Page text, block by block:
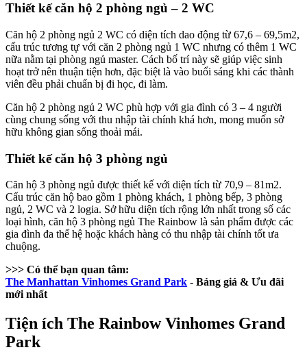
Thiết kế căn hộ 2 phòng ngủ – 2 WC
Căn hộ 2 phòng ngủ 2 WC có diện tích dao động từ 67,6 – 69,5m2,
cấu trúc tương tự với căn 2 phòng ngủ 1 WC nhưng có thêm 1 WC
nữa nằm tại phòng ngủ master. Cách bố trí này sẽ giúp việc sinh
hoạt trở nên thuận tiện hơn, đặc biệt là vào buổi sáng khi các thành
viên đều phải chuẩn bị đi học, đi làm.
Căn hộ 2 phòng ngủ 2 WC phù hợp với gia đình có 3 – 4 người
cùng chung sống với thu nhập tài chính khá hơn, mong muốn sở
hữu không gian sống thoải mái.
Thiết kế căn hộ 3 phòng ngủ
Căn hộ 3 phòng ngủ được thiết kế với diện tích từ 70,9 – 81m2.
Cấu trúc căn hộ bao gồm 1 phòng khách, 1 phòng bếp, 3 phòng
ngủ, 2 WC và 2 logia. Sở hữu diện tích rộng lớn nhất trong số các
loại hình, căn hộ 3 phòng ngủ The Rainbow là sản phẩm được các
gia đình đa thế hệ hoặc khách hàng có thu nhập tài chính tốt ưa
chuộng.
>>> Có thể bạn quan tâm:
The Manhattan Vinhomes Grand Park - Bảng giá & Ưu đãi
mới nhất
Tiện ích The Rainbow Vinhomes Grand
Park